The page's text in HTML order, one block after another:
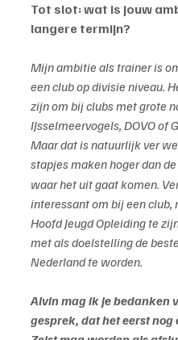
Tot slot: wat is jouw
langere termijn?
Mijn ambitie als trainer is
een club op divisie niveau.
zijn om bij clubs met grote
IJsselmeervogels, DOVO of
Maar dat is natuurlijk ver
stapjes maken hoger dan
waar het uit gaat komen.
interessant om bij een club,
Hoofd Jeugd Opleiding te
met als doelstelling de
Nederland te worden.
Alvin mag ik je bedanken
gesprek, dat het eerst nog